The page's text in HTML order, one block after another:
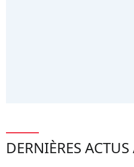
DERNIÈRES